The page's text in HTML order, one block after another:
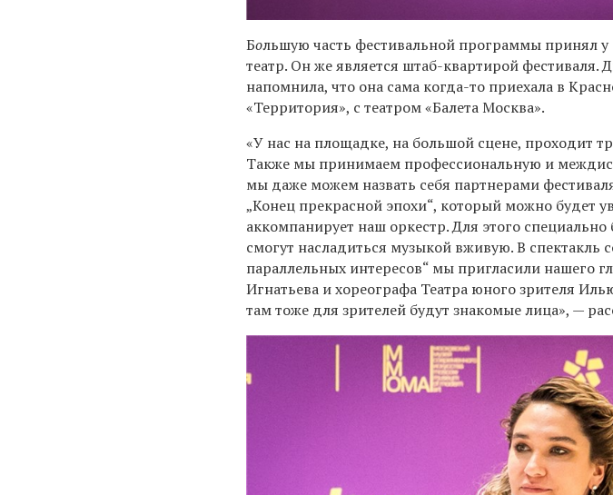
Большую часть фестивальной программы принял
театр. Он же является штаб-квартирой фестиваля.
напомнила, что она сама когда-то приехала в
«Территория», с театром «Балета Москва».
«У нас на площадке, на большой сцене, проходит
Также мы принимаем профессиональную и
мы даже можем назвать себя партнерами
„Конец прекрасной эпохи“, который можно будет
аккомпанирует наш оркестр. Для этого
смогут насладиться музыкой вживую. В спектакль
параллельных интересов“ мы пригласили нашего
Игнатьева и хореографа Театра юного зрителя
там тоже для зрителей будут знакомые лица», —